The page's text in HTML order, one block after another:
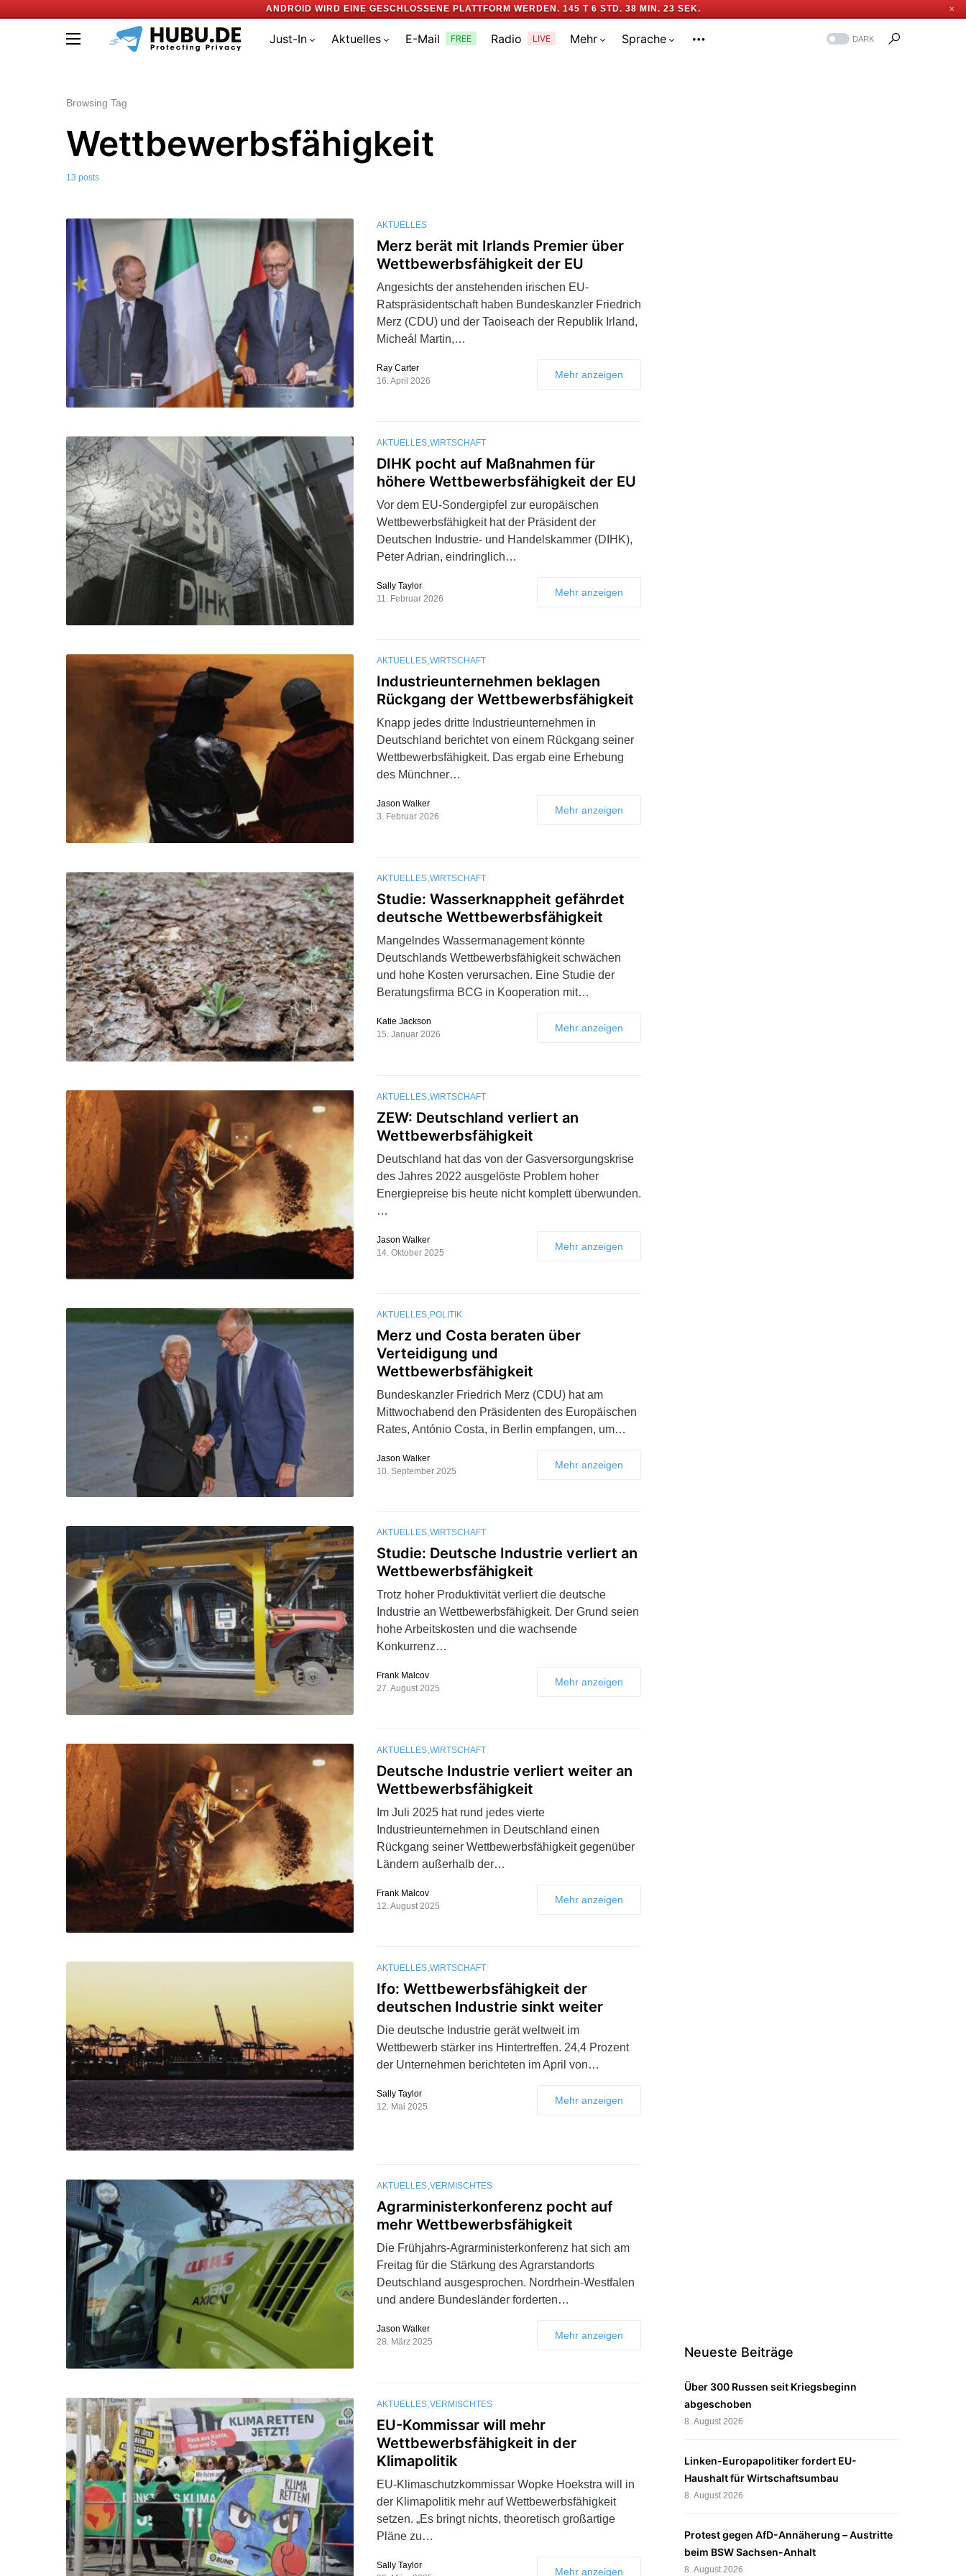
ANDROID WIRD EINE GESCHLOSSENE PLATTFORM WERDEN. 145 T 6 STD. 38 MIN. 21 SEK. ✕
Just-In Aktuelles E-Mail FREE Radio LIVE Mehr Sprache DARK
Browsing Tag
Wettbewerbsfähigkeit
13 posts
AKTUELLES
Merz berät mit Irlands Premier über
Wettbewerbsfähigkeit der EU
Angesichts der anstehenden irischen EU-
Ratspräsidentschaft haben Bundeskanzler Friedrich
Merz (CDU) und der Taoiseach der Republik Irland,
Micheál Martin,…
Ray Carter
16. April 2026
Mehr anzeigen
AKTUELLES WIRTSCHAFT
DIHK pocht auf Maßnahmen für
höhere Wettbewerbsfähigkeit der EU
Vor dem EU-Sondergipfel zur europäischen
Wettbewerbsfähigkeit hat der Präsident der
Deutschen Industrie- und Handelskammer (DIHK),
Peter Adrian, eindringlich…
Sally Taylor
11. Februar 2026
Mehr anzeigen
AKTUELLES WIRTSCHAFT
Industrieunternehmen beklagen
Rückgang der Wettbewerbsfähigkeit
Knapp jedes dritte Industrieunternehmen in
Deutschland berichtet von einem Rückgang seiner
Wettbewerbsfähigkeit. Das ergab eine Erhebung
des Münchner…
Jason Walker
3. Februar 2026
Mehr anzeigen
AKTUELLES WIRTSCHAFT
Studie: Wasserknappheit gefährdet
deutsche Wettbewerbsfähigkeit
Mangelndes Wassermanagement könnte
Deutschlands Wettbewerbsfähigkeit schwächen
und hohe Kosten verursachen. Eine Studie der
Beratungsfirma BCG in Kooperation mit…
Katie Jackson
15. Januar 2026
Mehr anzeigen
AKTUELLES WIRTSCHAFT
ZEW: Deutschland verliert an
Wettbewerbsfähigkeit
Deutschland hat das von der Gasversorgungskrise
des Jahres 2022 ausgelöste Problem hoher
Energiepreise bis heute nicht komplett überwunden.
…
Jason Walker
14. Oktober 2025
Mehr anzeigen
AKTUELLES POLITIK
Merz und Costa beraten über
Verteidigung und
Wettbewerbsfähigkeit
Bundeskanzler Friedrich Merz (CDU) hat am
Mittwochabend den Präsidenten des Europäischen
Rates, António Costa, in Berlin empfangen, um…
Jason Walker
10. September 2025
Mehr anzeigen
AKTUELLES WIRTSCHAFT
Studie: Deutsche Industrie verliert an
Wettbewerbsfähigkeit
Trotz hoher Produktivität verliert die deutsche
Industrie an Wettbewerbsfähigkeit. Der Grund seien
hohe Arbeitskosten und die wachsende
Konkurrenz…
Frank Malcov
27. August 2025
Mehr anzeigen
AKTUELLES WIRTSCHAFT
Deutsche Industrie verliert weiter an
Wettbewerbsfähigkeit
Im Juli 2025 hat rund jedes vierte
Industrieunternehmen in Deutschland einen
Rückgang seiner Wettbewerbsfähigkeit gegenüber
Ländern außerhalb der…
Frank Malcov
12. August 2025
Mehr anzeigen
AKTUELLES WIRTSCHAFT
Ifo: Wettbewerbsfähigkeit der
deutschen Industrie sinkt weiter
Die deutsche Industrie gerät weltweit im
Wettbewerb stärker ins Hintertreffen. 24,4 Prozent
der Unternehmen berichteten im April von…
Sally Taylor
12. Mai 2025
Mehr anzeigen
AKTUELLES VERMISCHTES
Agrarministerkonferenz pocht auf
mehr Wettbewerbsfähigkeit
Die Frühjahrs-Agrarministerkonferenz hat sich am
Freitag für die Stärkung des Agrarstandorts
Deutschland ausgesprochen. Nordrhein-Westfalen
und andere Bundesländer forderten…
Jason Walker
28. März 2025
Mehr anzeigen
AKTUELLES VERMISCHTES
EU-Kommissar will mehr
Wettbewerbsfähigkeit in der
Klimapolitik
EU-Klimaschutzkommissar Wopke Hoekstra will in
der Klimapolitik mehr auf Wettbewerbsfähigkeit
setzen. „Es bringt nichts, theoretisch großartige
Pläne zu…
Sally Taylor
Mehr anzeigen
Neueste Beiträge
Über 300 Russen seit Kriegsbeginn
abgeschoben
8. August 2026
Linken-Europapolitiker fordert EU-
Haushalt für Wirtschaftsumbau
8. August 2026
Protest gegen AfD-Annäherung – Austritte
beim BSW Sachsen-Anhalt
8. August 2026